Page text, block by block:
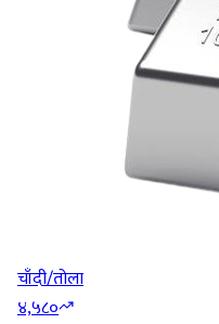
चाँदी/तोला
४,५८०